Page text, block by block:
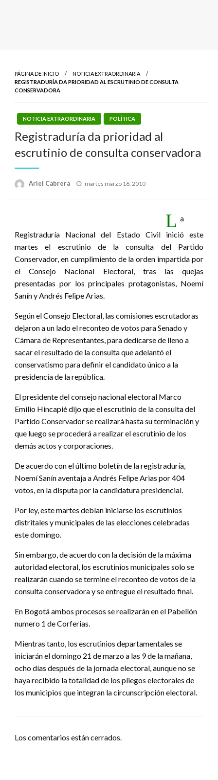
PÁGINA DE INICIO
NOTICIA EXTRAORDINARIA
REGISTRADURÍA DA PRIORIDAD AL ESCRUTINIO DE CONSULTA
CONSERVADORA
NOTICIA EXTRAORDINARIA POLÍTICA
Registraduría da prioridad al
escrutinio de consulta conservadora
Ariel Cabrera
Publicado
martes marzo 16, 2010
L a
Registraduría Nacional del Estado Civil inició este
martes el escrutinio de la consulta del Partido
Conservador, en cumplimiento de la orden impartida por
el Consejo Nacional Electoral, tras las quejas
presentadas por los principales protagonistas, Noemí
Sanín y Andrés Felipe Arias.
Según el Consejo Electoral, las comisiones escrutadoras
dejaron a un lado el reconteo de votos para Senado y
Cámara de Representantes, para dedicarse de lleno a
sacar el resultado de la consulta que adelantó el
conservatismo para definir el candidato único a la
presidencia de la república.
El presidente del consejo nacional electoral Marco
Emilio Hincapié dijo que el escrutinio de la consulta del
Partido Conservador se realizará hasta su terminación y
que luego se procederá a realizar el escrutinio de los
demás actos y corporaciones.
De acuerdo con el último boletín de la registraduría,
Noemí Sanín aventaja a Andrés Felipe Arias por 404
votos, en la disputa por la candidatura presidencial.
Por ley, este martes debían iniciarse los escrutinios
distritales y municipales de las elecciones celebradas
este domingo.
Sin embargo, de acuerdo con la decisión de la máxima
autoridad electoral, los escrutinios municipales solo se
realizarán cuando se termine el reconteo de votos de la
consulta conservadora y se entregue el resultado final.
En Bogotá ambos procesos se realizarán en el Pabellón
numero 1 de Corferias.
Mientras tanto, los escrutinios departamentales se
iniciarán el domingo 21 de marzo a las 9 de la mañana,
ocho días después de la jornada electoral, aunque no se
haya recibido la totalidad de los pliegos electorales de
los municipios que integran la circunscripción electoral.
Los comentarios están cerrados.